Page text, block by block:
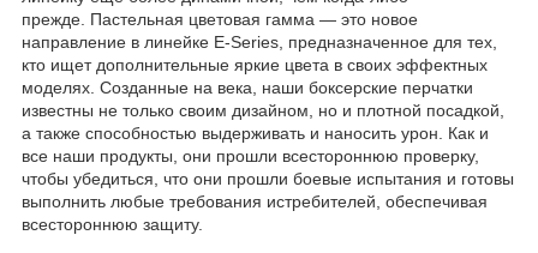
прежде. Пастельная цветовая гамма — это новое
направление в линейке E-Series, предназначенное для тех,
кто ищет дополнительные яркие цвета в своих эффектных
моделях. Созданные на века, наши боксерские перчатки
известны не только своим дизайном, но и плотной посадкой,
а также способностью выдерживать и наносить урон. Как и
все наши продукты, они прошли всестороннюю проверку,
чтобы убедиться, что они прошли боевые испытания и готовы
выполнить любые требования истребителей, обеспечивая
всестороннюю защиту.